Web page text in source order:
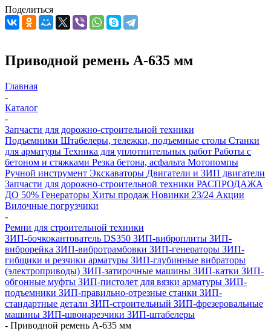
Поделиться
Приводной ремень А-635 мм
Главная
-
Каталог
-
Запчасти для дорожно-строительной техники
Подъемники Штабелеры, тележки, подъемные столы Станки
для арматуры Техника для уплотнительных работ Работы с
бетоном и стяжками Резка бетона, асфальта Мотопомпы
Ручной инструмент Экскаваторы Двигатели и ЗИП двигатели
Запчасти для дорожно-строительной техники РАСПРОДАЖА
ДО 50% Генераторы Хиты продаж Новинки 23/24 Акции
Вилочные погрузчики
-
Ремни для строительной техники
ЗИП-бочкокантователь DS350 ЗИП-виброплиты ЗИП-
виброрейка ЗИП-вибротрамбовки ЗИП-генераторы ЗИП-
гибщики и резчики арматуры ЗИП-глубинные вибраторы
(электроприводы) ЗИП-затирочные машины ЗИП-катки ЗИП-
обгонные муфты ЗИП-пистолет для вязки арматуры ЗИП-
подъемники ЗИП-правильно-отрезные станки ЗИП-
стандартные детали ЗИП-строительный ЗИП-фрезеровальные
машины ЗИП-швонарезчики ЗИП-штабелеры
- Приводной ремень А-635 мм